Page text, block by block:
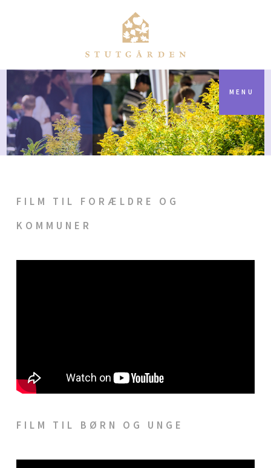
MENU
FILM TIL FORÆLDRE OG
KOMMUNER
FILM TIL BØRN OG UNGE